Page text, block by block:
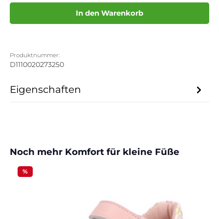
In den Warenkorb
Produktnummer:
D1110020273250
Eigenschaften
Produktgalerie überspringen
Noch mehr Komfort für kleine Füße
%